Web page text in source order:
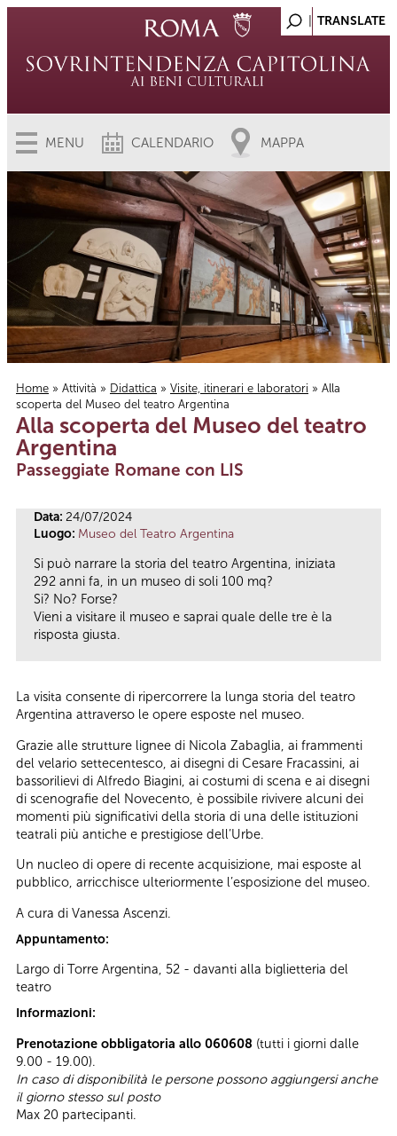
MENU CALENDARIO MAPPA
Tu sei qui
Home » Attività » Didattica » Visite, itinerari e laboratori » Alla
scoperta del Museo del teatro Argentina
Alla scoperta del Museo del teatro
Argentina
Passeggiate Romane con LIS
Data: 24/07/2024
Luogo: Museo del Teatro Argentina
Si può narrare la storia del teatro Argentina, iniziata
292 anni fa, in un museo di soli 100 mq?
Si? No? Forse?
Vieni a visitare il museo e saprai quale delle tre è la
risposta giusta.
La visita consente di ripercorrere la lunga storia del teatro
Argentina attraverso le opere esposte nel museo.
Grazie alle strutture lignee di Nicola Zabaglia, ai frammenti
del velario settecentesco, ai disegni di Cesare Fracassini, ai
bassorilievi di Alfredo Biagini, ai costumi di scena e ai disegni
di scenografie del Novecento, è possibile rivivere alcuni dei
momenti più significativi della storia di una delle istituzioni
teatrali più antiche e prestigiose dell’Urbe.
Un nucleo di opere di recente acquisizione, mai esposte al
pubblico, arricchisce ulteriormente l’esposizione del museo.
A cura di Vanessa Ascenzi.
Appuntamento:
Largo di Torre Argentina, 52 - davanti alla biglietteria del
teatro
Informazioni:
Prenotazione obbligatoria allo 060608 (tutti i giorni dalle
9.00 - 19.00).
In caso di disponibilità le persone possono aggiungersi anche
il giorno stesso sul posto
Max 20 partecipanti.